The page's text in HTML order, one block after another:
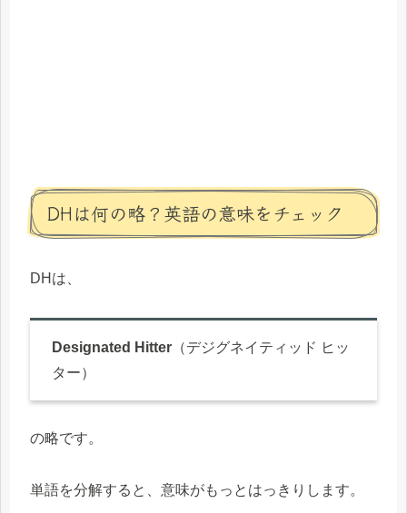
DHは何の略？英語の意味をチェック
DHは、
Designated Hitter （デジグネイティッド ヒッ
ター）
の略です。
単語を分解すると、意味がもっとはっきりします。